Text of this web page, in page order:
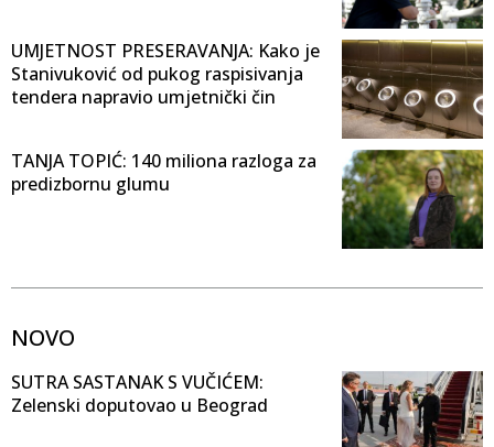
UMJETNOST PRESERAVANJA: Kako je
Stanivuković od pukog raspisivanja
tendera napravio umjetnički čin
TANJA TOPIĆ: 140 miliona razloga za
predizbornu glumu
NOVO
SUTRA SASTANAK S VUČIĆEM:
Zelenski doputovao u Beograd